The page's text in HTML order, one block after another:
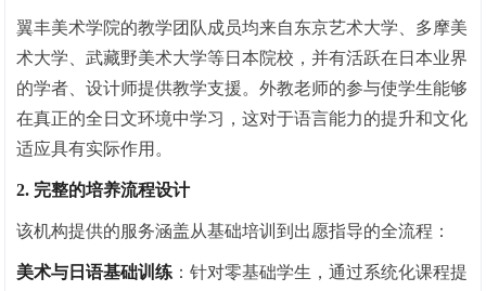
翼丰美术学院的教学团队成员均来自东京艺术大学、多摩美
术大学、武藏野美术大学等日本院校，并有活跃在日本业界
的学者、设计师提供教学支援。外教老师的参与使学生能够
在真正的全日文环境中学习 ，这对于语言能力的提升和文化
适应具有实际作用。
2. 完整的培养流程设计
该机构提供的服务涵盖从基础培训到出愿指导的全流程：
美术与日语基础训练 ：针对零基础学生，通过系统化课程提